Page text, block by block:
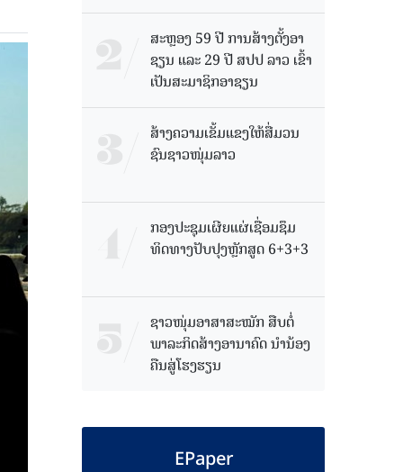
ສະຫຼອງ 59 ປີ ການສ້າງຕັ້ງອາ
ຊຽນ ແລະ 29 ປີ ສປປ ລາວ ເຂົ້າ
ເປັນສະມາຊິກອາຊຽນ
ສ້າງຄວາມເຂັ້ມແຂງໃຫ້ສື່ມວນ
ຊົນຊາວໜຸ່ມລາວ
ກອງປະຊຸມເຜີຍແຜ່ເຊື່ອມຊຶມ
ທິດທາງປັບປຸງຫຼັກສູດ 6+3+3
ຊາວໜຸ່ມອາສາສະໝັກ ສືບຕໍ່
ພາລະກິດສ້າງອານາຄົດ ນໍານ້ອງ
ຄືນສູ່ໂຮງຮຽນ
EPaper